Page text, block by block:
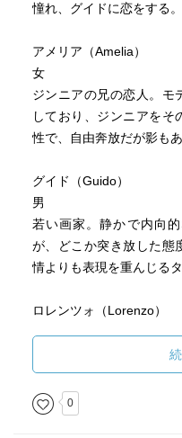
憧れ、グイドに恋をする。
アメリア（Amelia）
女
ジンニアの兄の恋人。モ
しており、ジンニアをそ
性で、自由奔放だが影もあ
グイド（Guido）
男
若い画家。静かで内向
が、どこか突き放した態
情よりも表現を重んじるタ
ロレンツォ（Lorenzo）
グイドの友人であり、
格。芸術家たちの自由な
アにも優しい。
0